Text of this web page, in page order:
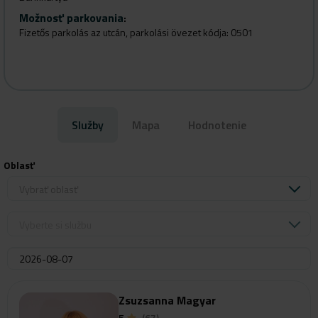
Možnosť parkovania:
Fizetős parkolás az utcán, parkolási övezet kódja: 0501
Služby Mapa Hodnotenie
Oblasť
Zsuzsanna Magyar